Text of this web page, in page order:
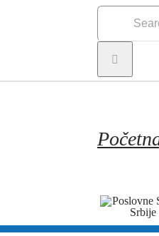
Search